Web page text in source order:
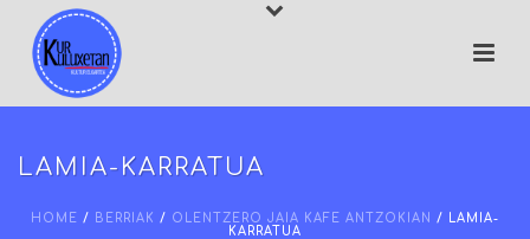
LAMIA-KARRATUA
HOME / BERRIAK / OLENTZERO JAIA KAFE ANTZOKIAN
/ LAMIA-
KARRATUA